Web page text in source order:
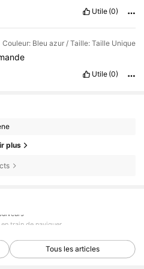
Utile (0)
Couleur: Bleu azur / Taille: Taille Unique
Utile (0)
plus
Tous les articles